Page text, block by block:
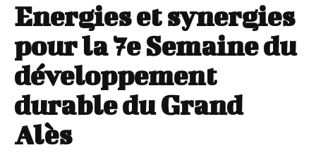
Energies et synergies
pour la 7e Semaine du
développement
durable du Grand
Alès